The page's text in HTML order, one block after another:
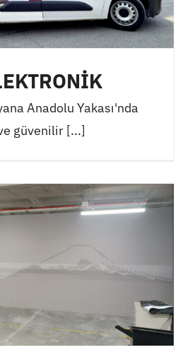
Anadolu Yakası'nda
güvenilir [...]